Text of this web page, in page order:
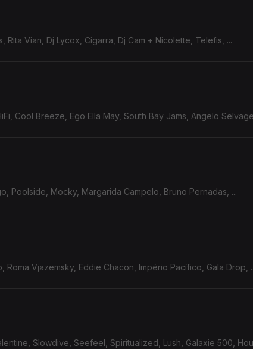
Vian, Dj Lycox, Cigarra, Dj Cam + Nicolette, Telefis, ...
Cool Breeze, Ego Ella May, South Bay Jams, Angelo
Poolside, Mocky, Margarida Campelo, Bruno Pernadas, ...
Vjazemsky, Eddie Chacon, Império Pacífico, Gala Drop,
Slowdive, Seefeel, Spiritualized, Lush, Galaxie 500,